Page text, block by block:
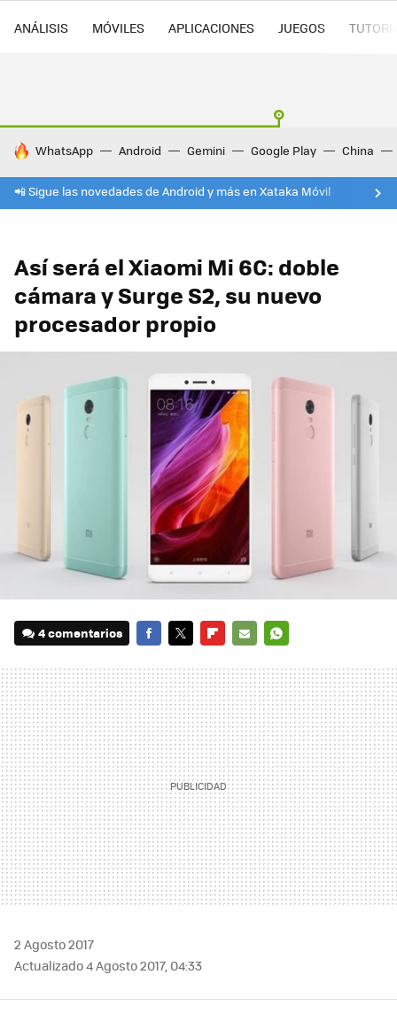
ANÁLISIS MÓVILES APLICACIONES JUEGOS
HOY SE HABLA DE
WhatsApp Android Gemini Google Play China
📲 Sigue las novedades de Android y más en Xataka Móvil
Así será el Xiaomi Mi 6C: doble
cámara y Surge S2, su nuevo
procesador propio
4 comentarios
MAIL
2 Agosto 2017
Actualizado 4 Agosto 2017, 04:33